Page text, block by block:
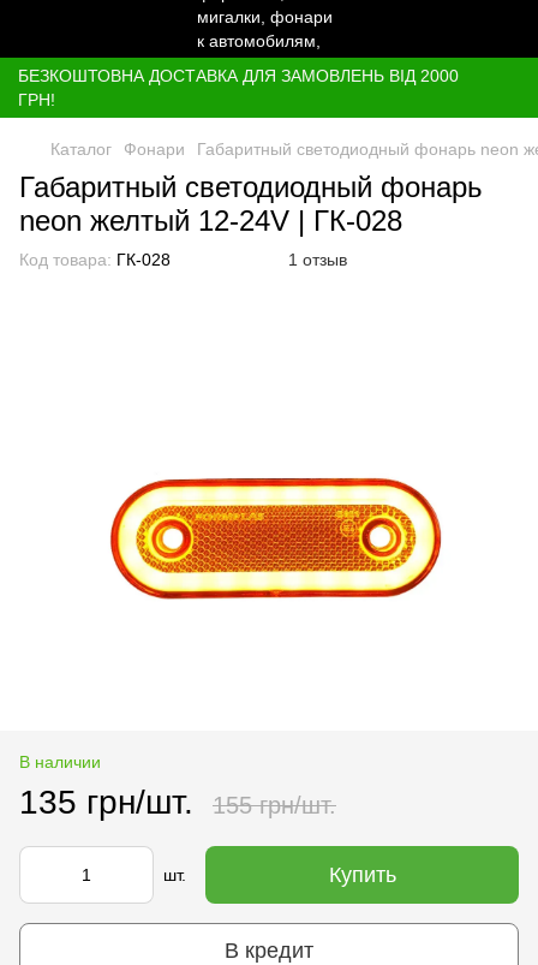
БЕЗКОШТОВНА ДОСТАВКА ДЛЯ ЗАМОВЛЕНЬ ВІД 2000
ГРН!
Каталог Фонари Габаритный светодиодный фонарь neon
Габаритный светодиодный фонарь
neon желтый 12-24V | ГК-028
Код товара: ГК-028 1 отзыв
В наличии
135 грн/шт. 155 грн/шт.
шт. Купить
В кредит